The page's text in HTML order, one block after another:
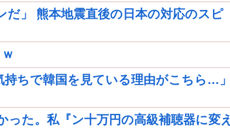
」 熊本地震直後の日本の対応のスピ
ちで韓国を見ている理由がこちら…」
った。私『ン十万円の高級補聴器に変え